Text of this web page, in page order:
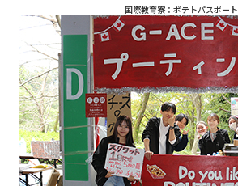
国際教育寮：ポテトパスポート